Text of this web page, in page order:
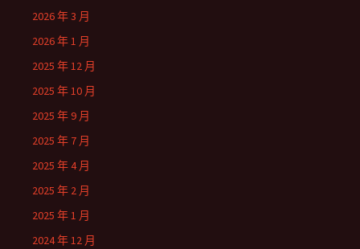
2026 年 3 月
2026 年 1 月
2025 年 12 月
2025 年 10 月
2025 年 9 月
2025 年 7 月
2025 年 4 月
2025 年 2 月
2025 年 1 月
2024 年 12 月